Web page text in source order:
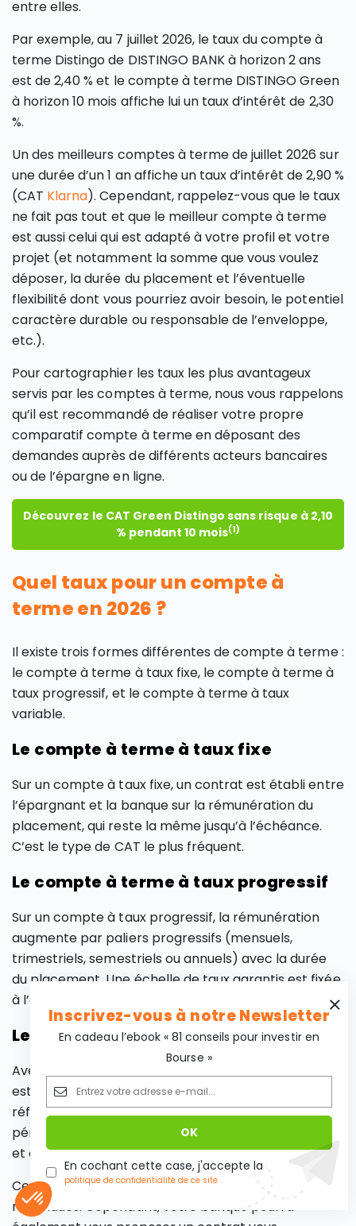
entre elles.
Par exemple, au 7 juillet 2026, le taux du compte à
terme Distingo de DISTINGO BANK à horizon 2 ans
est de 2,40 % et le compte à terme DISTINGO Green
à horizon 10 mois affiche lui un taux d’intérêt de 2,30
%.
Un des meilleurs comptes à terme de juillet 2026 sur
une durée d’un 1 an affiche un taux d’intérêt de 2,90 %
(CAT Klarna). Cependant, rappelez-vous que le taux
ne fait pas tout et que le meilleur compte à terme
est aussi celui qui est adapté à votre profil et votre
projet (et notamment la somme que vous voulez
déposer, la durée du placement et l’éventuelle
flexibilité dont vous pourriez avoir besoin, le potentiel
caractère durable ou responsable de l’enveloppe,
etc.).
Pour cartographier les taux les plus avantageux
servis par les comptes à terme, nous vous rappelons
qu’il est recommandé de réaliser votre propre
comparatif compte à terme en déposant des
demandes auprès de différents acteurs bancaires
ou de l’épargne en ligne.
Découvrez le CAT Green Distingo sans risque à 2,10
% pendant 10 mois(1)
Quel taux pour un compte à
terme en 2026 ?
Il existe trois formes différentes de compte à terme :
le compte à terme à taux fixe, le compte à terme à
taux progressif, et le compte à terme à taux
variable.
Le compte à terme à taux fixe
Sur un compte à taux fixe, un contrat est établi entre
l’épargnant et la banque sur la rémunération du
placement, qui reste la même jusqu’à l’échéance.
C’est le type de CAT le plus fréquent.
Le compte à terme à taux progressif
Sur un compte à taux progressif, la rémunération
augmente par paliers progressifs (mensuels,
trimestriels, semestriels ou annuels) avec la durée
du placement. Une échelle de taux garantis est fixée
à l’ouverture du compte.
Le compte à terme à taux variable
Avec ce type de compte à terme, le taux variable
est indexé sur un taux de marché ou un indice de
référence. La banque est tenue de vous informer
périodiquement de la situation de votre placement
et de la faculté de ne pas renouveler votre contrat.
Ces trois formes de compte à terme sont les plus
répandues. Cependant, votre banque pourra
Inscrivez-vous à notre Newsletter
En cadeau l’ebook « 81 conseils pour investir en
Bourse »
En cochant cette case, j'accepte la
politique de confidentialité de ce site